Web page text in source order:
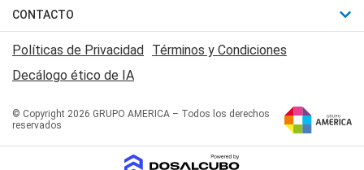
Judiciales
Economia
Trucos caseros
Series y Películas
Edictos y Solicitadas
Mundial
Automovilismo
Rugby
Básquet
Canal 7 en Vivo
San Juan 8
CONTACTO
Acerca de Nosotros
Contactanos
Políticas de Privacidad Términos y Condiciones
Decálogo ético de IA
© Copyright 2026 GRUPO AMERICA – Todos los derechos
reservados